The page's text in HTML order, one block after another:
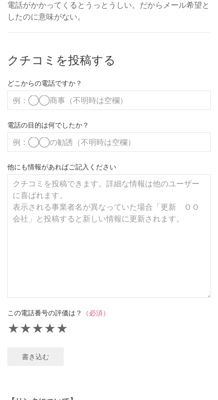
電話がかかってくるとうっとうしい。だからメール希望と
したのに意味がない。
クチコミを投稿する
どこからの電話ですか？
電話の目的は何でしたか？
他にも情報があればご記入ください
この電話番号の評価は？ （必須）
★
★
★
★
★
書き込む